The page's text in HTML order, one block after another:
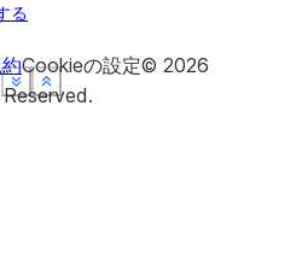
Show less
See more
Show less
See more
Show less
See more
Show less
See more
る
Cookieの設定© 2026
.